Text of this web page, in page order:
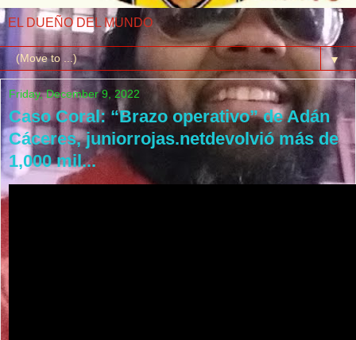
EL DUEÑO DEL MUNDO
▼
Friday, December 9, 2022
Caso Coral: “Brazo operativo” de Adán
Cáceres, juniorrojas.netdevolvió más de
1,000 mil...